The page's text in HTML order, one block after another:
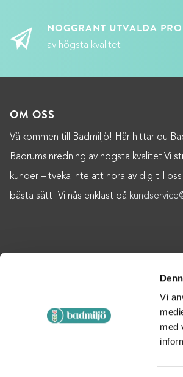
Vi
med
NOGGRANT UTVALDA
av högsta kvalitet
OM OSS
Välkommen till Badmiljö! Här hittar du
Badrumsinredning av högsta kvalitet.Vi
kunder – tveka inte att höra av dig till
bästa sätt! Vi nås enklast på